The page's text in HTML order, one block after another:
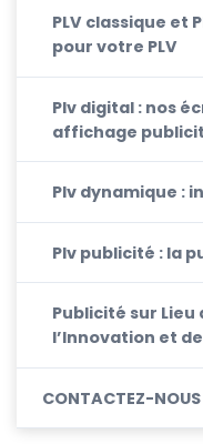
PLV classique et
pour votre PLV
Plv digital : nos
affichage
Plv dynamique :
Plv publicité : la
Publicité sur Lieu
l’Innovation et
CONTACTEZ-NOUS